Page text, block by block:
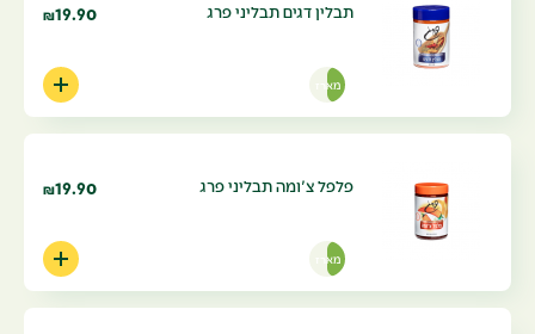
תבלין דגים תבליני פרג ₪19.90
מארז
פלפל צ'ומה תבליני פרג ₪19.90
מארז